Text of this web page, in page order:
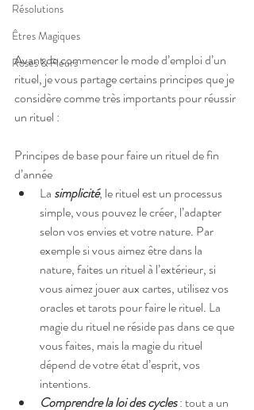
Résolutions
Êtres Magiques
Roses & Fleurs
Avant de commencer le mode d’emploi d’un
rituel, je vous partage certains principes que je
considère comme très importants pour réussir
un rituel :
Principes de base pour faire un rituel de fin
d’année
La simplicité, le rituel est un processus
simple, vous pouvez le créer, l’adapter
selon vos envies et votre nature. Par
exemple si vous aimez être dans la
nature, faites un rituel à l’extérieur, si
vous aimez jouer aux cartes, utilisez vos
oracles et tarots pour faire le rituel. La
magie du rituel ne réside pas dans ce que
vous faites, mais la magie du rituel
dépend de votre état d’esprit, vos
intentions.
Comprendre la loi des cycles : tout a un